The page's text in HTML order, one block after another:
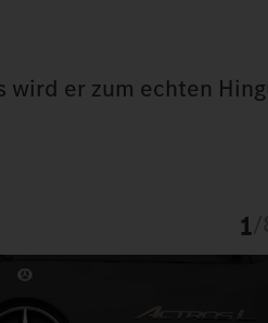
er zum echten
1